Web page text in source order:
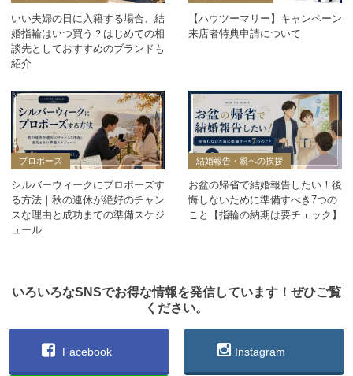
いい夫婦の日に入籍する場合、結
婚指輪はいつ買う？はじめての相
談先としておすすめのブランドも
紹介
【ハウツーマリー】キャンペーン
来店者特典申請について
プロポーズ
シルバーウィークにプロポーズす
る方法｜秋の連休が絶好のチャン
スな理由と成功までの準備スケジ
ュール
結婚報告・親への挨拶
お盆の帰省で結婚報告したい！後
悔しないために準備すべき7つの
こと【指輪の納期は要チェック】
いろいろなSNSでお得な情報を発信しています！ぜひご覧
ください。
Facebook Instagram